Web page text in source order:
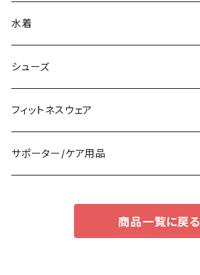
その他
オールインワン
ロング/マキシ
袖付き
ノースリーブ
パンツドレス
クラッチバッグ
フォーマルバッグ
カジュアルバッグ
バックパック
ブラ/ブラトップ/ベアトップ
ショーツ
タンクトップ/キャミソール
半袖/5分
水着
タンキニ
バンドゥビキニ
ワンピース
シューズ
スニーカー
ブーツ
フィットネスウェア
セット販売
サポーター/ケア用品
商品一覧に戻る